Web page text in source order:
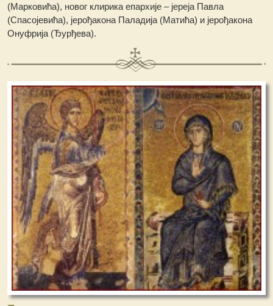
(Марковића), новог клирика епархије – јереја Павла
(Спасојевића), јерођакона Паладија (Матића) и јерођакона
Онуфрија (Ђурђева).